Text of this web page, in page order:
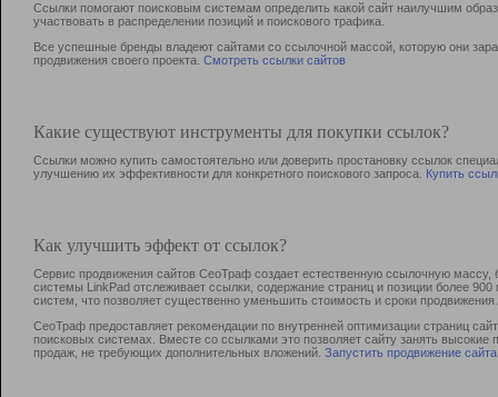
Ссылки помогают поисковым системам определить какой сайт наилучшим
участвовать в раcпределении позиций и поискового трафика.
Все успешные бренды владеют сайтами со ссылочной массой, которую они
продвижения своего проекта. Смотреть ссылки сайтов
Какие существуют инструменты для покупки ссылок?
Ссылки можно купить самостоятельно или доверить простановку ссылок
улучшению их эффективности для конкретного поискового запроса. Купить
Как улучшить эффект от ссылок?
Сервис продвижения сайтов СеоТраф создает естественную ссылочную
системы LinkPad отслеживает ссылки, содержание страниц и позиции более
систем, что позволяет существенно уменьшить стоимость и сроки продвижения.
СеоТраф предоставляет рекомендации по внутренней оптимизации страниц
поисковых системах. Вместе со ссылками это позволяет сайту занять
продаж, не требующих дополнительных вложений. Запустить продвижение сайта